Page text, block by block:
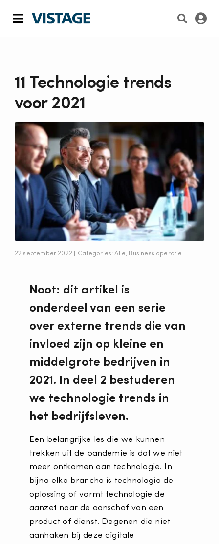
Toggle
De Vistage Chair
Inzichten & artikelen
Over Vistage
11 Technologie trends
voor 2021
22 september 2022 | Categories: Alle Business operatie
Noot: dit artikel is
onderdeel van een serie
over externe trends die van
invloed zijn op kleine en
middelgrote bedrijven in
2021. In deel 2 bestuderen
we technologie trends in
het bedrijfsleven.
Een belangrijke les die we kunnen
trekken uit de pandemie is dat we niet
meer ontkomen aan technologie. In
bijna elke branche is technologie de
oplossing of vormt technologie de
aanzet naar de aanschaf van een
product of dienst. Degenen die niet
aanhaken bij deze digitale